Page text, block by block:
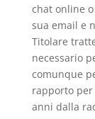
chat online
sua email e
Titolare
necessario
comunque
rapporto
anni dalla